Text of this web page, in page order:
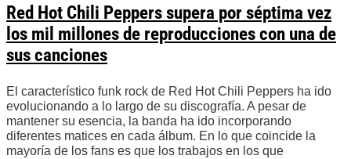
Red Hot Chili Peppers supera por séptima vez
los mil millones de reproducciones con una de
sus canciones
El característico funk rock de Red Hot Chili Peppers ha ido
evolucionando a lo largo de su discografía. A pesar de
mantener su esencia, la banda ha ido incorporando
diferentes matices en cada álbum. En lo que coincide la
mayoría de los fans es que los trabajos en los que